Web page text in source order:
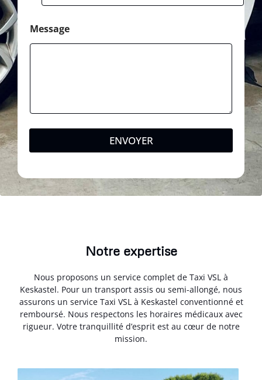
Message
ENVOYER
Notre expertise
Nous proposons un service complet de Taxi VSL à
Keskastel. Pour un transport assis ou semi-allongé, nous
assurons un service Taxi VSL à Keskastel conventionné et
remboursé. Nous respectons les horaires médicaux avec
rigueur. Votre tranquillité d’esprit est au cœur de notre
mission.